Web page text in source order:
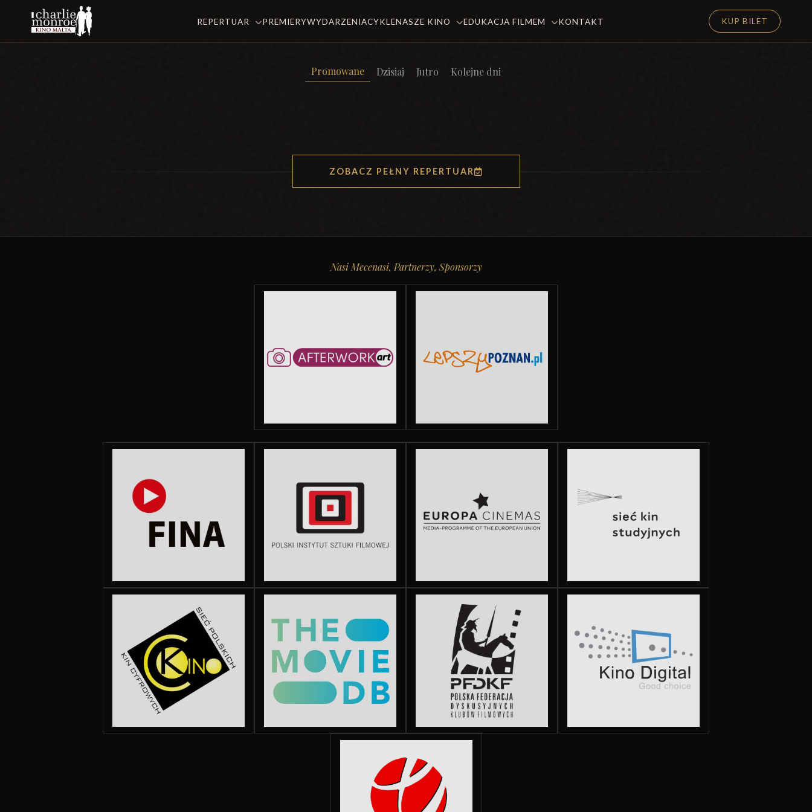
REPERTUAR PREMIERYWYDARZENIACYKLENASZE KINO EDUKACJA FILMEM KONTAKT KUP BILET
Promowane Dzisiaj Jutro Kolejne dni
ZOBACZ PEŁNY REPERTUAR
Nasi Mecenasi, Partnerzy, Sponsorzy